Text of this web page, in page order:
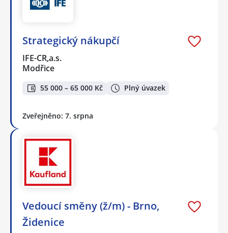
Strategický nákupčí
IFE-CR,a.s.
Modřice
55 000 – 65 000 Kč Plný úvazek
Zveřejněno: 7. srpna
Vedoucí směny (ž/m) - Brno,
Židenice